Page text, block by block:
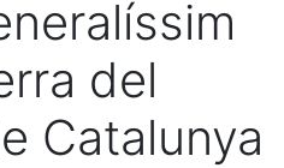
del
Catalunya